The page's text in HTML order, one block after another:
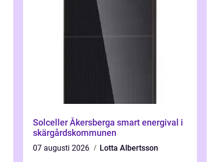
Solceller Åkersberga smart energival i
skärgårdskommunen
07 augusti 2026
Lotta Albertsson